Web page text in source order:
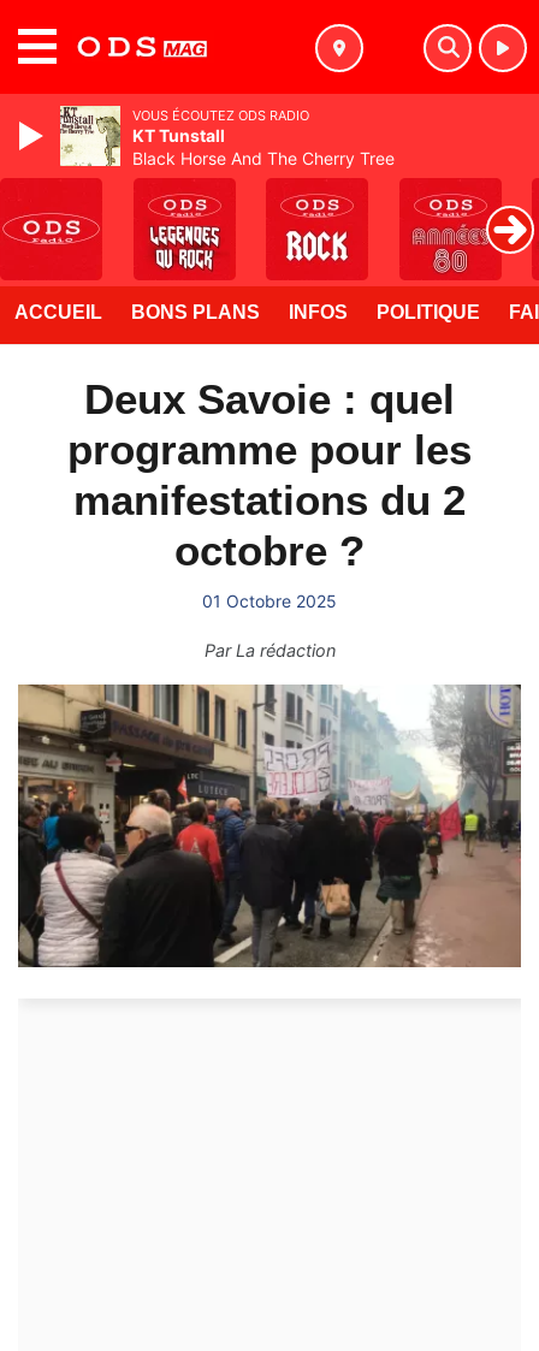
ACCUEIL BONS PLANS INFOS POLITIQUE
Deux Savoie : quel
programme pour les
manifestations du 2
octobre ?
01 Octobre 2025
ParLa rédaction
VOUS ÉCOUTEZ ODS RADIO
KT Tunstall
Black Horse And The Cherry Tree